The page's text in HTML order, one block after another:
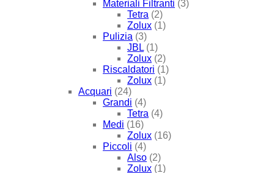
Materiali Filtranti (3)
Tetra (2)
Zolux (1)
Pulizia (3)
JBL (1)
Zolux (2)
Riscaldatori (1)
Zolux (1)
Acquari (24)
Grandi (4)
Tetra (4)
Medi (16)
Zolux (16)
Piccoli (4)
Also (2)
Zolux (1)